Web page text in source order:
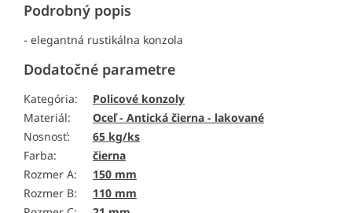
Podrobný popis
- elegantná rustikálna konzola
Dodatočné parametre
Kategória:
Policové konzoly
Materiál:
Oceľ - Antická čierna - lakované
Nosnosť:
65 kg/ks
Farba:
čierna
Rozmer A:
150 mm
Rozmer B:
110 mm